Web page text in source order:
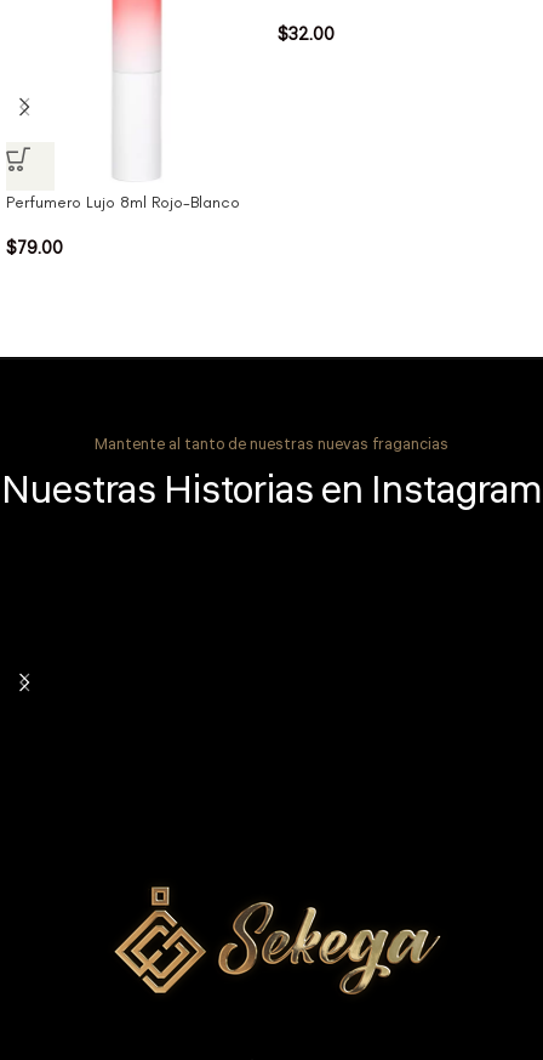
Perfumero Lujo 8ml Rojo-Blanco
$79.00
$32.00
Mantente al tanto de nuestras nuevas fragancias
Nuestras Historias en Instagram